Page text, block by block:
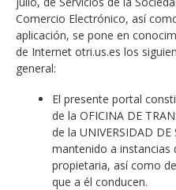
Comercio Electrónico, así
aplicación, se pone en
de Internet otri.us.es los
general:
El presente portal
de la OFICINA DE
de la UNIVERSIDAD
mantenido a instancias
propietaria, así como
que a él conducen.